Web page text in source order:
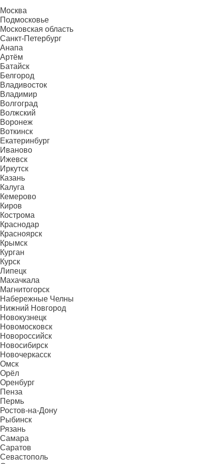
Москва
Подмосковье
Московская область
Санкт-Петербург
Анапа
Артём
Батайск
Белгород
Владивосток
Владимир
Волгоград
Волжский
Воронеж
Воткинск
Екатеринбург
Иваново
Ижевск
Иркутск
Казань
Калуга
Кемерово
Киров
Кострома
Краснодар
Красноярск
Крымск
Курган
Курск
Липецк
Махачкала
Магнитогорск
Набережные Челны
Нижний Новгород
Новокузнецк
Новомосковск
Новороссийск
Новосибирск
Новочеркасск
Омск
Орёл
Оренбург
Пенза
Пермь
Ростов-на-Дону
Рыбинск
Рязань
Самара
Саратов
Севастополь